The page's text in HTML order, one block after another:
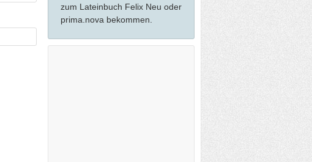
zum Lateinbuch Felix Neu oder
prima.nova bekommen.